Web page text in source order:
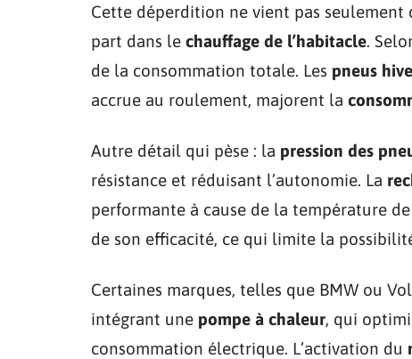
Cette déperdition ne vient pas seulement
part dans le chauffage de l’habitacle.
de la consommation totale. Les pneus
accrue au roulement, majorent la
Autre détail qui pèse : la pression des
résistance et réduisant l’autonomie. La
performante à cause de la température
de son efficacité, ce qui limite la
Certaines marques, telles que BMW ou
intégrant une pompe à chaleur, qui
consommation électrique. L’activation du